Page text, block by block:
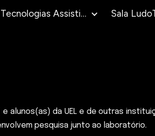
Skip to navigation Outras Tecnologias Assistivas Sala
alunos(as) da UEL e de outras
pesquisa junto ao laboratório.